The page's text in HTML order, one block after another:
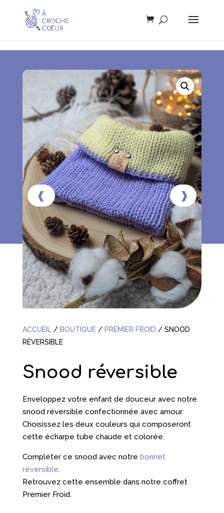
ACCUEIL / BOUTIQUE/ PREMIER FROID / SNOOD
RÉVERSIBLE
Snood réversible
Enveloppez votre enfant de douceur avec notre
snood réversible confectionnée avec amour.
Choisissez les deux couleurs qui composeront
cette écharpe tube chaude et colorée.
Compléter ce snood avec notre bonnet
réversible.
Retrouvez cette ensemble dans notre coffret
Premier Froid.